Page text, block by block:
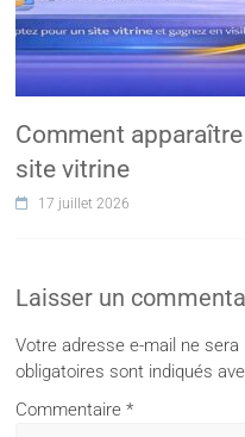
Comment
site vitrine
17 juillet 2026
Laisser un
Votre adresse e-mail ne sera
obligatoires sont indiqués
Commentaire*